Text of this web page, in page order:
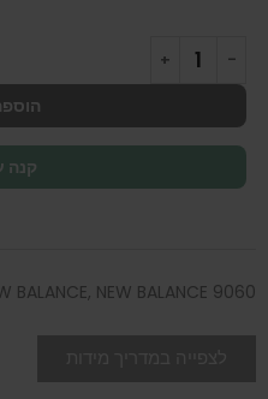
קנה
BALANCE, NEW BALANCE 9060